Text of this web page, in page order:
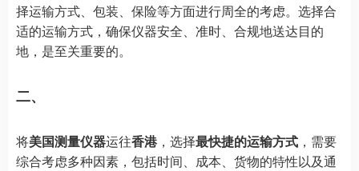
择运输方式、包装、保险等方面进行周全的考虑。选择合
适的运输方式，确保仪器安全、准时、合规地送达目的
地，是至关重要的。
二、
将美国测量仪器运往香港，选择最快捷的运输方式 ，需要
综合考虑多种因素，包括时间、成本、货物的特性以及通